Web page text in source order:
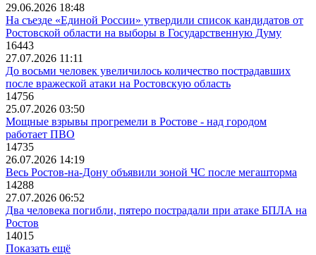
29.06.2026 18:48
На съезде «Единой России» утвердили список кандидатов от
Ростовской области на выборы в Государственную Думу
16443
27.07.2026 11:11
До восьми человек увеличилось количество пострадавших
после вражеской атаки на Ростовскую область
14756
25.07.2026 03:50
Мощные взрывы прогремели в Ростове - над городом
работает ПВО
14735
26.07.2026 14:19
Весь Ростов-на-Дону объявили зоной ЧС после мегашторма
14288
27.07.2026 06:52
Два человека погибли, пятеро пострадали при атаке БПЛА на
Ростов
14015
Показать ещё